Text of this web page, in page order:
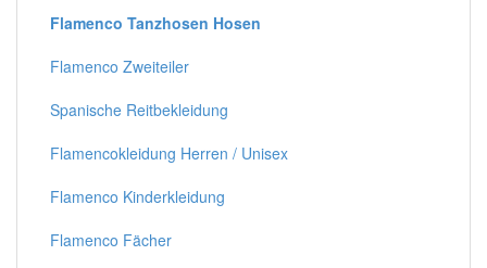
Flamenco Tanzhosen Hosen
Flamenco Zweiteiler
Spanische Reitbekleidung
Flamencokleidung Herren / Unisex
Flamenco Kinderkleidung
Flamenco Fächer